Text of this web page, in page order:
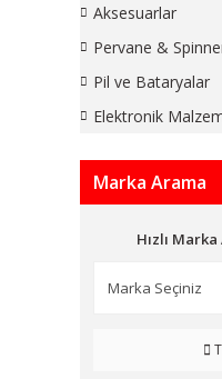
Aksesuarlar
Pervane &
Pil ve Bataryalar
Elektronik
Marka Arama
Hızlı